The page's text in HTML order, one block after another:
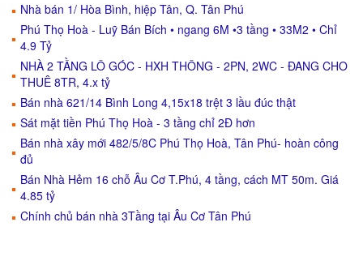
Nhà bán 1/ Hòa Bình, hiệp Tân, Q. Tân Phú
Phú Thọ Hoà - Luỹ Bán Bích • ngang 6M •3 tầng • 33M2 • Chỉ
4.9 Tỷ
NHÀ 2 TẦNG LÔ GÓC - HXH THÔNG - 2PN, 2WC - ĐANG CHO
THUÊ 8TR, 4.x tỷ
Bán nhà 621/14 Bình Long 4,15x18 trệt 3 lầu đúc thật
Sát mặt tiền Phú Thọ Hoà - 3 tầng chỉ 2Đ hơn
Bán nhà xây mới 482/5/8C Phú Thọ Hoà, Tân Phú- hoàn công
đủ
Bán Nhà Hẻm 16 chỗ Âu Cơ T.Phú, 4 tầng, cách MT 50m. Giá
4.85 tỷ
Chính chủ bán nhà 3Tầng tại Âu Cơ Tân Phú